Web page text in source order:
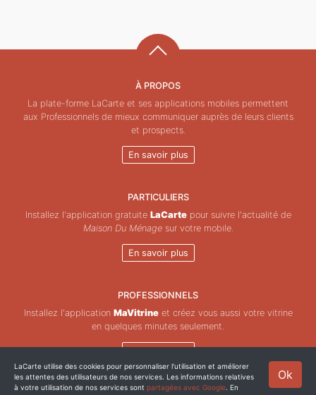
À PROPOS
La plate-forme LaCarte et ses applications mobiles permettent
aux Professionnels de mieux communiquer auprès de leurs clients
et prospects.
En savoir plus
PARTICULIERS
Installez l'application gratuite LaCartepour suivre l'actualité de
Maison Du Ménagesur votre mobile.
En savoir plus
PROFESSIONNELS
Installez l'application MaVitrineet créez vous aussi votre vitrine
en quelques minutes seulement.
En savoir plus
Copyright © ZeMAP 2026 - Tous droits réservés. Ok
LaCarte utilise des cookies pour personnaliser l'utilisation et améliorer
les attentes des utilisateurs de nos services. Les informations relatives
à votre utilisation de nos services sont partagées avec Google . En